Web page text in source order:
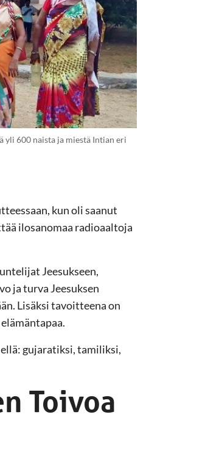
yli 600 naista ja miestä Intian eri
kun oli saanut
ilosanomaa radioaaltoja
Jeesukseen,
ja turva Jeesuksen
Lisäksi tavoitteena on
gujaratiksi, tamiliksi,
Toivoa